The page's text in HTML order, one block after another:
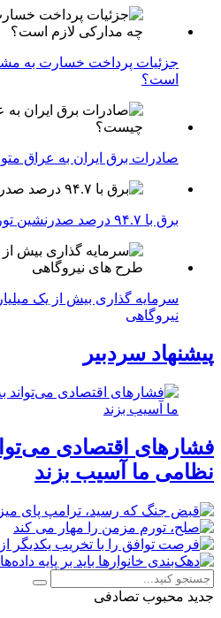
جزئیات پرداخت خسارت به
است؟
صادرات برق ایران به عراق
برق با ۹۴.۷ درصد صدرنشین تورم تابستانی!
سرمایه گذاری بیش از یک
نیروگاهی
پیشنهاد سردبیر
فشارهای اقتصادی
نظامی ما آسیب بزند
جدید محبوب تصادفی